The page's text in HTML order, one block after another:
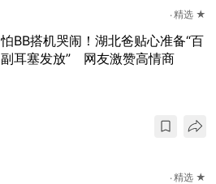
精选 ★
怕BB搭机哭闹！湖北爸贴心准备“百
副耳塞发放” 网友激赞高情商
精选 ★